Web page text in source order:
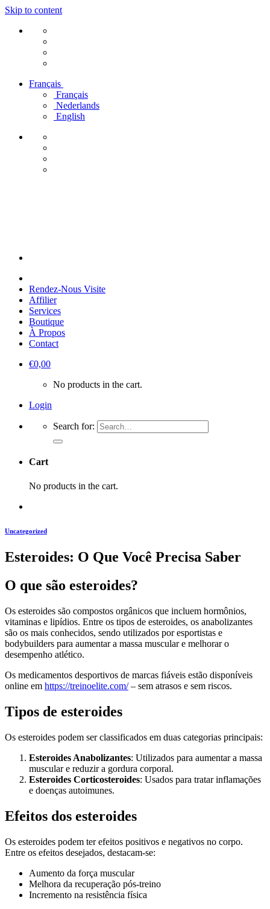
Skip to content
Français
Français
Nederlands
English
Rendez-Nous Visite
Affilier
Services
Boutique
À Propos
Contact
€0,00
No products in the cart.
Login
Search for:
Cart
No products in the cart.
Uncategorized
Esteroides: O Que Você Precisa Saber
O que são esteroides?
Os esteroides são compostos orgânicos que incluem hormônios,
vitaminas e lipídios. Entre os tipos de esteroides, os anabolizantes
são os mais conhecidos, sendo utilizados por esportistas e
bodybuilders para aumentar a massa muscular e melhorar o
desempenho atlético.
Os medicamentos desportivos de marcas fiáveis estão disponíveis
online em https://treinoelite.com/– sem atrasos e sem riscos.
Tipos de esteroides
Os esteroides podem ser classificados em duas categorias principais:
Esteroides Anabolizantes: Utilizados para aumentar a massa
muscular e reduzir a gordura corporal.
Esteroides Corticosteroides: Usados para tratar inflamações
e doenças autoimunes.
Efeitos dos esteroides
Os esteroides podem ter efeitos positivos e negativos no corpo.
Entre os efeitos desejados, destacam-se:
Aumento da força muscular
Melhora da recuperação pós-treino
Incremento na resistência física